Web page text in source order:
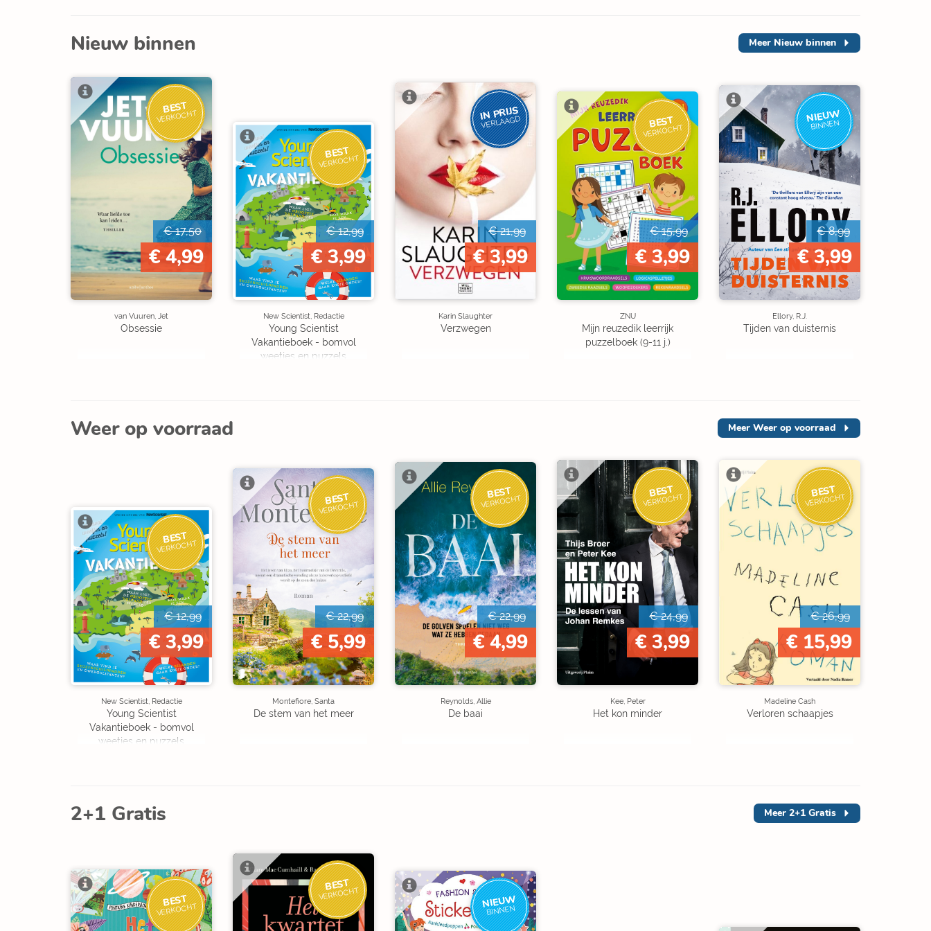
Nieuw binnen Meer Nieuw binnen
BEST
VERKOCHT
€ 17,50
€ 4,99
van Vuuren, Jet
Obsessie
BEST
VERKOCHT
€ 12,99
€ 3,99
New Scientist, Redactie
Young Scientist
Vakantieboek - bomvol
weetjes en puzzels
IN PRIJS
VERLAAGD
€ 21,99
€ 3,99
Karin Slaughter
Verzwegen
BEST
VERKOCHT
€ 15,99
€ 3,99
ZNU
Mijn reuzedik leerrijk
puzzelboek (9-11 j.)
NIEUW
BINNEN
€ 8,99
€ 3,99
Ellory, R.J.
Tijden van duisternis
Weer op voorraad Meer Weer op voorraad
BEST
VERKOCHT
€ 12,99
€ 3,99
New Scientist, Redactie
Young Scientist
Vakantieboek - bomvol
weetjes en puzzels
BEST
VERKOCHT
€ 22,99
€ 5,99
Montefiore, Santa
De stem van het meer
BEST
VERKOCHT
€ 22,99
€ 4,99
Reynolds, Allie
De baai
BEST
VERKOCHT
€ 24,99
€ 3,99
Kee, Peter
Het kon minder
BEST
VERKOCHT
€ 26,99
€ 15,99
Madeline Cash
Verloren schaapjes
2+1 Gratis Meer 2+1 Gratis
BEST
VERKOCHT
BEST
VERKOCHT NIEUW
BINNEN